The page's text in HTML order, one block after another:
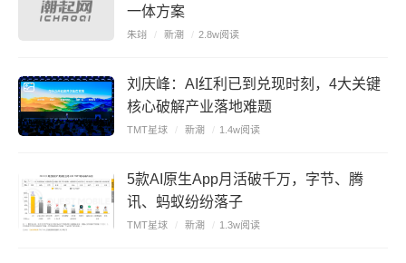
一体方案
朱翊 / 新潮 / 2.8w阅读
刘庆峰：AI红利已到兑现时刻，4大关键
核心破解产业落地难题
TMT星球 / 新潮 / 1.4w阅读
5款AI原生App月活破千万，字节、腾
讯、蚂蚁纷纷落子
TMT星球 / 新潮 / 1.3w阅读